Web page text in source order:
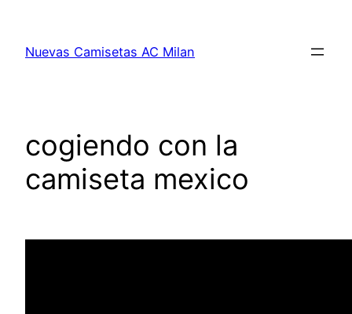
contenido
Nuevas Camisetas AC Milan
cogiendo con la
camiseta mexico